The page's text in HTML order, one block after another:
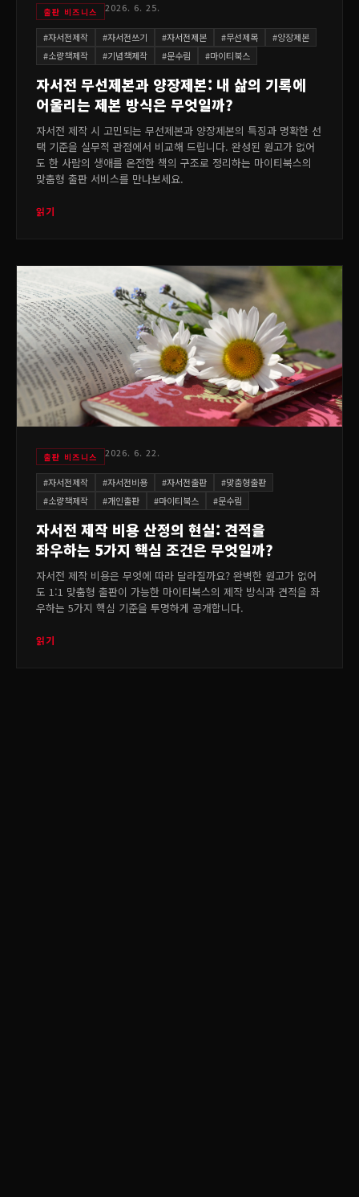
출판 비즈니스 2026. 6. 25.
#자서전제작 #자서전쓰기 #자서전제본 #무선제목 #양장제본
#소량책제작 #기념책제작 #문수림 #마이티북스
자서전 무선제본과 양장제본: 내 삶의 기록에
어울리는 제본 방식은 무엇일까?
자서전 제작 시 고민되는 무선제본과 양장제본의 특징과 명확한 선
택 기준을 실무적 관점에서 비교해 드립니다. 완성된 원고가 없어
도 한 사람의 생애를 온전한 책의 구조로 정리하는 마이티북스의
맞춤형 출판 서비스를 만나보세요.
읽기
출판 비즈니스 2026. 6. 22.
#자서전제작 #자서전비용 #자서전출판 #맞춤형출판
#소량책제작 #개인출판 #마이티북스 #문수림
자서전 제작 비용 산정의 현실: 견적을
좌우하는 5가지 핵심 조건은 무엇일까?
자서전 제작 비용은 무엇에 따라 달라질까요? 완벽한 원고가 없어
도 1:1 맞춤형 출판이 가능한 마이티북스의 제작 방식과 견적을 좌
우하는 5가지 핵심 기준을 투명하게 공개합니다.
읽기